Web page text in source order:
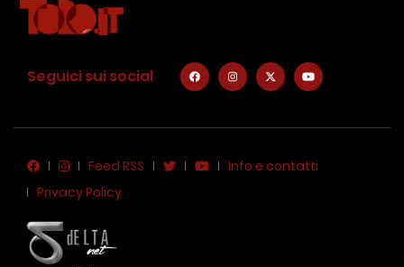
Seguici sui social
Feed RSS
Info e contatti
Privacy Policy